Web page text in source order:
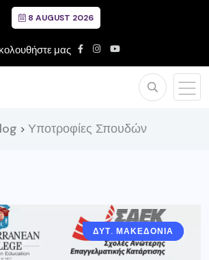
8 AUGUST 2026
μας
> Υποτροφίες Σπουδών
ΓΡΕΒΕΝΑ
ΔΥΤ. ΜΑΚΕΔΟΝΙΑ